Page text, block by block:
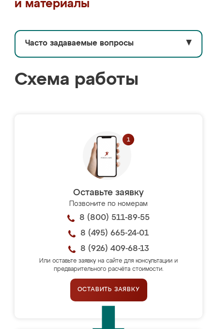
и материалы
Часто задаваемые вопросы ▼
Схема работы
Оставьте заявку
Позвоните по номерам
8 (800) 511-89-55
8 (495) 665-24-01
8 (926) 409-68-13
Или оставьте заявку на сайте для консультации и
предварительного расчёта стоимости.
ОСТАВИТЬ ЗАЯВКУ